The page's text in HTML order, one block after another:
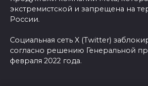
экстремистской и запрещена на
России.
Социальная сеть X (Twitter)
согласно решению Генеральной
февраля 2022 года.